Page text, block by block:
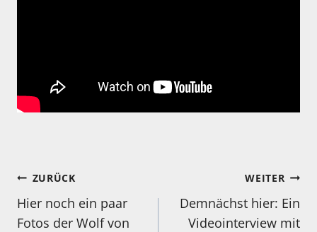
Beitragsnavigation
ZURÜCK
Hier noch ein paar
Fotos der Wolf von
WEITER
Demnächst hier: Ein
Videointerview mit